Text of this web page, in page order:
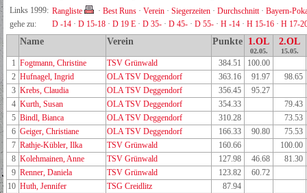
Links 1999: Rangliste · Best Runs · Verein · Siegerzeiten · Durchschnitt· Bayern-
gehe zu:
D -14 · D 15-18 · D 19 E · D 35- · D 45- · D 55- · H -14 · H 15-16 · H 17-
Name Verein Punkte 1.OL
02.05.
2.OL
15.05.
1 Fogtmann, Christine TSV Grünwald 384.51
100.00
2 Hufnagel, Ingrid OLA TSV Deggendorf 363.16 91.97
98.65
3 Krebs, Claudia OLA TSV Deggendorf 356.45
95.27
4 Kurth, Susan OLA TSV Deggendorf 354.33
79.43
5 Bindl, Bianca OLA TSV Deggendorf 310.28
73.53
6 Geiger, Christiane OLA TSV Deggendorf 166.33 90.80
75.53
7 Rathje-Kübler, Ilka TSV Grünwald 160.66
100.00
8 Kolehmainen, Anne TSV Grünwald 127.98 46.68
81.30
9 Renner, Daniela TSV Grünwald 123.82
60.72
10 Huth, Jennifer TSG Creidlitz
87.94